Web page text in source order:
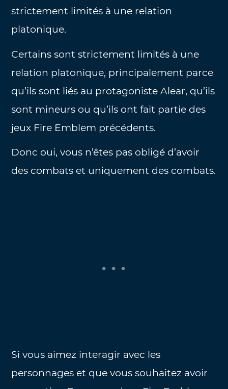
strictement limités à une relation
platonique.
Certains sont strictement limités à une
relation platonique, principalement parce
qu’ils sont liés au protagoniste Alear, qu’ils
sont mineurs ou qu’ils ont fait partie des
jeux Fire Emblem précédents.
Donc oui, vous n’êtes pas obligé d’avoir
des combats et uniquement des combats.
Si vous aimez interagir avec les
personnages et que vous souhaitez avoir